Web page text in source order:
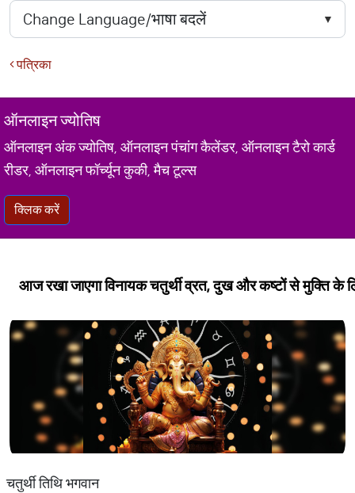
पत्रिका
ऑनलाइन ज्योतिष
ऑनलाइन अंक ज्योतिष, ऑनलाइन पंचांग कैलेंडर, ऑनलाइन टैरो कार्ड
रीडर, ऑनलाइन फॉर्च्यून कुकी, मैच टूल्स
क्लिक करें
आज रखा जाएगा विनायक चतुर्थी व्रत, दुख और कष्टों से मुक्ति के
चतुर्थी तिथि भगवान